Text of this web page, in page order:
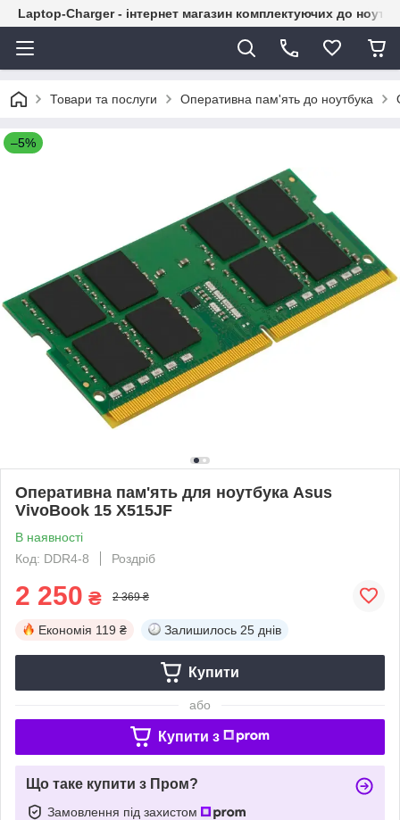
Laptop-Charger - інтернет магазин комплектуючих до
Товари та послуги Оперативна пам'ять до ноутбука
–5%
Оперативна пам'ять для ноутбука Asus
VivoBook 15 X515JF
В наявності
Код: DDR4-8
Роздріб
2 250 ₴ 2 369 ₴
Економія 119 ₴ Залишилось 25 днів
Купити
або
Купити з
Що таке купити з Пром?
Замовлення під захистом